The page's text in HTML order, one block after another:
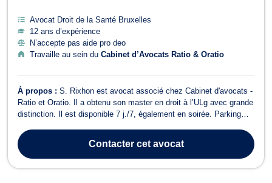
Avocat Droit de la Santé Bruxelles
12 ans d’expérience
N’accepte pas aide pro deo
Travaille au sein du Cabinet d’Avocats Ratio & Oratio
À propos : S. Rixhon est avocat associé chez Cabinet d'avocats -
Ratio et Oratio. Il a obtenu son master en droit à l’ULg avec grande
distinction. Il est disponible 7 j./7, également en soirée. Parking
civil et judiciaire) à la Haute Ecole d’Administration de la Vil...
Contactercet avocat